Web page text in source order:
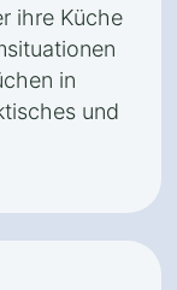
ihre Küche
in
und